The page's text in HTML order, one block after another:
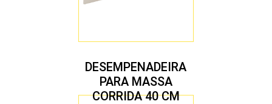
DESEMPENADEIRA
PARA MASSA
CORRIDA 40 CM